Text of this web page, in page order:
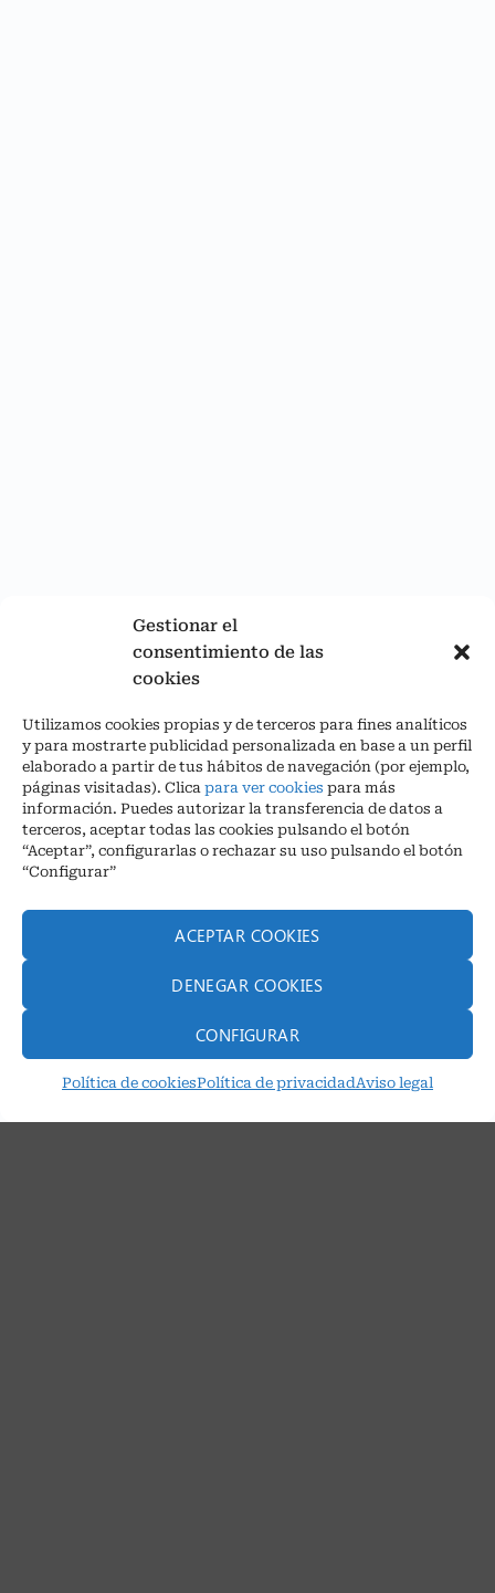
Gestionar el
consentimiento de las
cookies
Utilizamos cookies propias y de terceros para fines analíticos
y para mostrarte publicidad personalizada en base a un perfil
elaborado a partir de tus hábitos de navegación (por ejemplo,
páginas visitadas). Clica para ver cookies para más
información. Puedes autorizar la transferencia de datos a
terceros, aceptar todas las cookies pulsando el botón
“Aceptar”, configurarlas o rechazar su uso pulsando el botón
“Configurar”
ACEPTAR COOKIES
DENEGAR COOKIES
CONFIGURAR
Política de cookiesPolítica de privacidadAviso legal